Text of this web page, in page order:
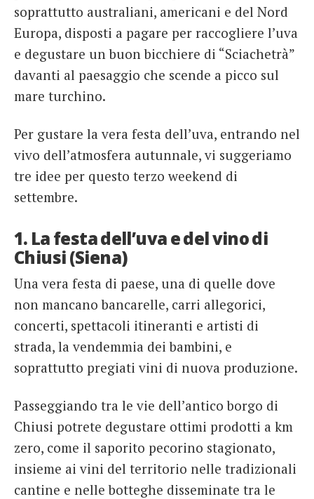
soprattutto australiani, americani e del Nord
Europa, disposti a pagare per raccogliere l’uva
e degustare un buon bicchiere di “Sciachetrà”
davanti al paesaggio che scende a picco sul
mare turchino.
Per gustare la vera festa dell’uva, entrando nel
vivo dell’atmosfera autunnale, vi suggeriamo
tre idee per questo terzo weekend di
settembre.
1. La festa dell’uva e del vino di
Chiusi (Siena)
Una vera festa di paese, una di quelle dove
non mancano bancarelle, carri allegorici,
concerti, spettacoli itineranti e artisti di
strada, la vendemmia dei bambini, e
soprattutto pregiati vini di nuova produzione.
Passeggiando tra le vie dell’antico borgo di
Chiusi potrete degustare ottimi prodotti a km
zero, come il saporito pecorino stagionato,
insieme ai vini del territorio nelle tradizionali
cantine e nelle botteghe disseminate tra le